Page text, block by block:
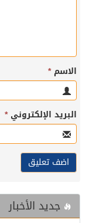
الاسم*
البريد الإلكتروني*
جديد الأخبار